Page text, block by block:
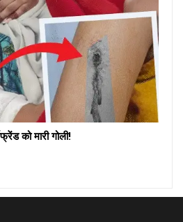
को मारी गोली!